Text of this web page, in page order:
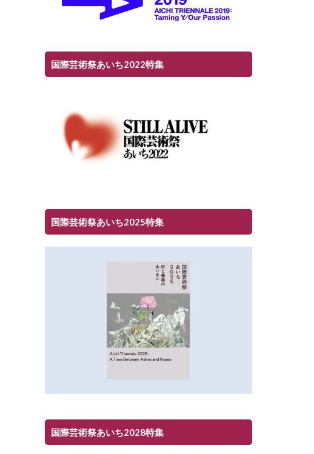
国際芸術祭あいち2022特集
国際芸術祭あいち2025特集
国際芸術祭あいち2028特集